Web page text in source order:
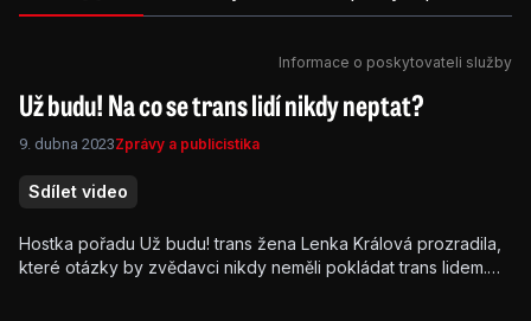
Informace o poskytovateli služby
Už budu! Na co se trans lidí nikdy neptat?
9. dubna 2023Zprávy a publicistika
Sdílet video
Hostka pořadu Už budu! trans žena Lenka Králová prozradila,
které otázky by zvědavci nikdy neměli pokládat trans lidem.